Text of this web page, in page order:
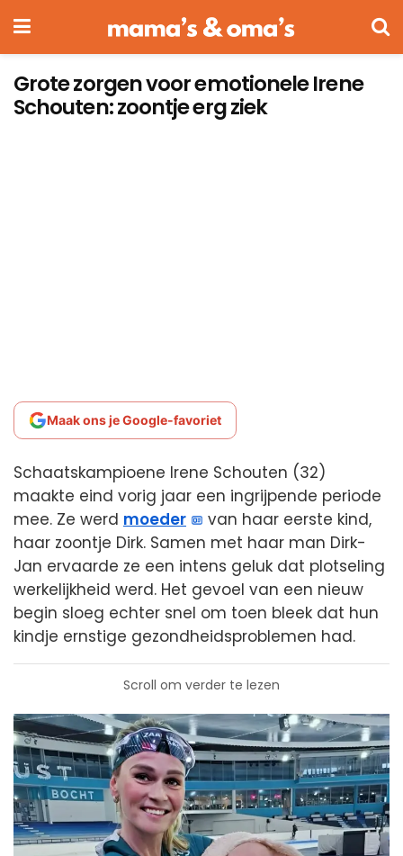
Grote zorgen voor emotionele Irene
Schouten: zoontje erg ziek
Maak ons je Google-favoriet
Schaatskampioene Irene Schouten (32)
maakte eind vorig jaar een ingrijpende periode
mee. Ze werd moeder
van haar eerste kind,
haar zoontje Dirk. Samen met haar man Dirk-
Jan ervaarde ze een intens geluk dat plotseling
werkelijkheid werd. Het gevoel van een nieuw
begin sloeg echter snel om toen bleek dat hun
kindje ernstige gezondheidsproblemen had.
Scroll om verder te lezen